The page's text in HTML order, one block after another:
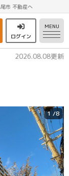
市 不動産へ
ログイン
MENU
2026.08.08更新
1/8